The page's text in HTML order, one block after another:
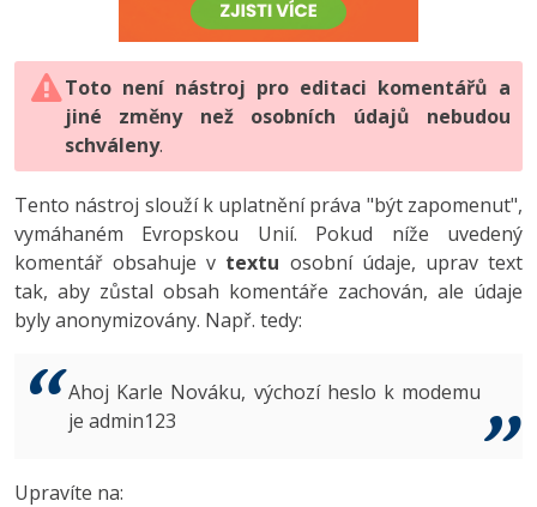
HTML5, CSS3, Bootstrap, SEO
SQL a databáze
Testování a verzování
UML a návrhové vzory
React
Spring
ASP.NET MVC
Best practices
PHP
JavaScript
Python
HTML / CSS
UML a návrhové vzory
MySQL/MariaDB
MS-SQL
Vývojář mobilních aplikací
C# Game developer
Tester
Systémový administrátor
3D grafik
-80%
JavaScript -80%
PHP -80%
Swift -80%
Kotlin -80%
VB.NET
Digitální gramotnost
Marketing
WordPress
SEO
UX
Business
Copywriting
Photoshop -80%
Adobe Illustrator -80%
Adobe Lightroom
Adobe XD
Adobe InDesign -25%
Adobe After Effects
Inkscape
Toto není nástroj pro editaci komentářů a
jiné změny než osobních údajů nebudou
schváleny.
Tento nástroj slouží k uplatnění práva "být zapomenut",
vymáhaném Evropskou Unií. Pokud níže uvedený
komentář obsahuje v textu osobní údaje, uprav text
tak, aby zůstal obsah komentáře zachován, ale údaje
byly anonymizovány. Např. tedy:
Ahoj Karle Nováku, výchozí heslo k modemu
je admin123
Upravíte na: